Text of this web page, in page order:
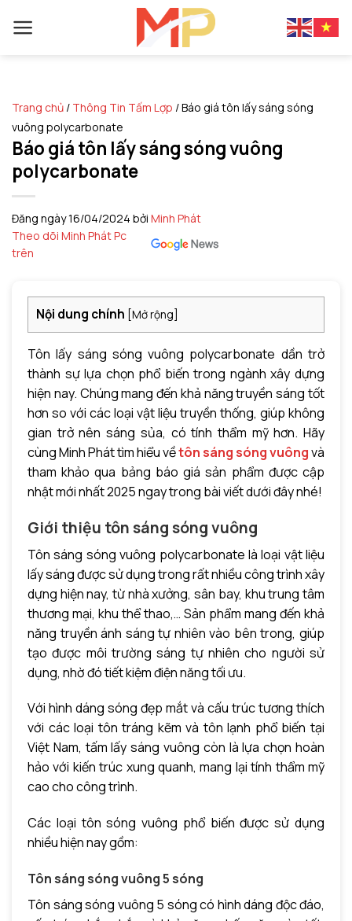
Trang chủ / Thông Tin Tấm Lợp /Báo giá tôn lấy sáng sóng
vuông polycarbonate
Báo giá tôn lấy sáng sóng vuông
polycarbonate
Đăng ngày16/04/2024 bởi Minh Phát
Theo dõi Minh Phát Pc
trên
Nội dung chính [Mở rộng]
Tôn lấy sáng sóng vuông polycarbonate dần trở
thành sự lựa chọn phổ biến trong ngành xây dựng
hiện nay. Chúng mang đến khả năng truyền sáng tốt
hơn so với các loại vật liệu truyền thống, giúp không
gian trở nên sáng sủa, có tính thẩm mỹ hơn. Hãy
cùng Minh Phát tìm hiểu vềtôn sáng sóng vuôngvà
tham khảo qua bảng báo giá sản phẩm được cập
nhật mới nhất 2025 ngay trong bài viết dưới đây nhé!
Giới thiệu tôn sáng sóng vuông
Tôn sáng sóng vuông polycarbonate là loại vật liệu
lấy sáng được sử dụng trong rất nhiều công trình xây
dựng hiện nay, từ nhà xưởng, sân bay, khu trung tâm
thương mại, khu thể thao,… Sản phẩm mang đến khả
năng truyền ánh sáng tự nhiên vào bên trong, giúp
tạo được môi trường sáng tự nhiên cho người sử
dụng, nhờ đó tiết kiệm điện năng tối ưu.
Với hình dáng sóng đẹp mắt và cấu trúc tương thích
với các loại tôn tráng kẽm và tôn lạnh phổ biến tại
Việt Nam, tấm lấy sáng vuông còn là lựa chọn hoàn
hảo với kiến trúc xung quanh, mang lại tính thẩm mỹ
cao cho công trình.
Các loại tôn sóng vuông phổ biến được sử dụng
nhiều hiện nay gồm:
Tôn sáng sóng vuông 5 sóng
Tôn sáng sóng vuông 5 sóng có hình dáng độc đáo,